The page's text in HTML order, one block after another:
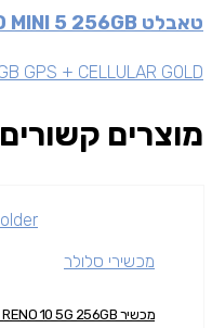
טאבלט IPAD MINI 5 256GB...
מוצרים קשורים
מכשירי סלולר
מכשיר OPPO RENO 10 5G 256GB רשמי